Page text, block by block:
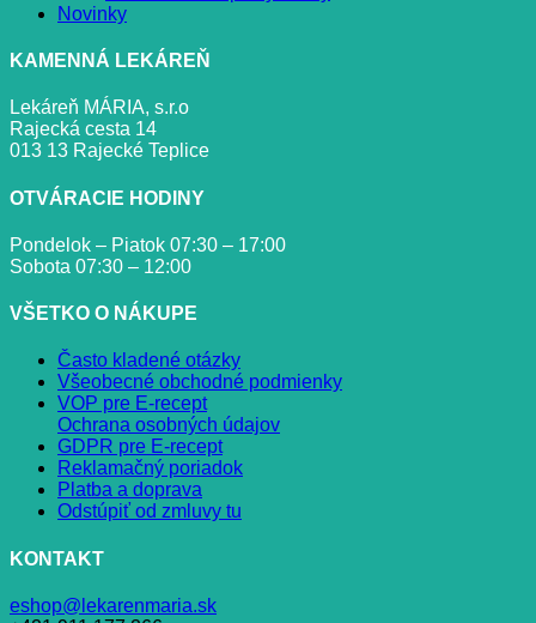
Novinky
KAMENNÁ LEKÁREŇ
Lekáreň MÁRIA, s.r.o
Rajecká cesta 14
013 13 Rajecké Teplice
OTVÁRACIE HODINY
Pondelok – Piatok 07:30 – 17:00
Sobota 07:30 – 12:00
VŠETKO O NÁKUPE
Často kladené otázky
Všeobecné obchodné podmienky
VOP pre E-recept
Ochrana osobných údajov
GDPR pre E-recept
Reklamačný poriadok
Platba a doprava
Odstúpiť od zmluvy tu
KONTAKT
eshop@lekarenmaria.sk